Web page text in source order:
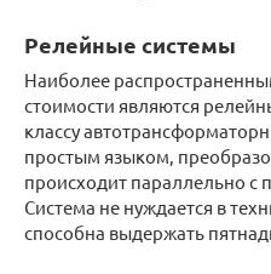
Релейные системы
Наиболее
стоимости являются
классу
простым языком,
происходит параллельно с
Система не нуждается в
способна выдержать